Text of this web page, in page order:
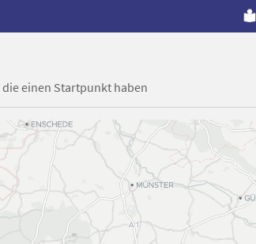
einen Startpunkt haben